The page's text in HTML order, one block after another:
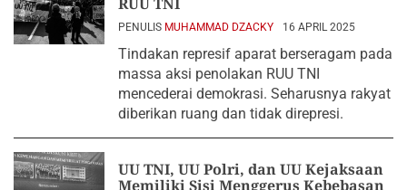
PENULIS MUHAMMAD DZACKY 16 APRIL 2025
Tindakan represif aparat berseragam pada
massa aksi penolakan RUU TNI
mencederai demokrasi. Seharusnya rakyat
diberikan ruang dan tidak direpresi.
UU TNI, UU Polri, dan UU Kejaksaan
Memiliki Sisi Menggerus Kebebasan